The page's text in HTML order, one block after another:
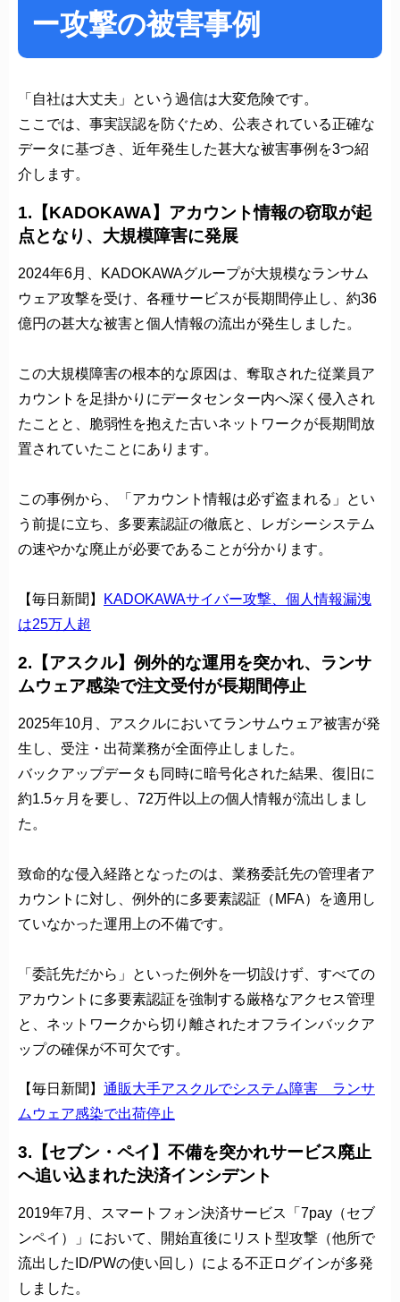
ー攻撃の被害事例
「自社は大丈夫」という過信は大変危険です。
ここでは、事実誤認を防ぐため、公表されている正確な
データに基づき、近年発生した甚大な被害事例を3つ紹
介します。
1.【KADOKAWA】アカウント情報の窃取が起
点となり、大規模障害に発展
2024年6月、KADOKAWAグループが大規模なランサム
ウェア攻撃を受け、各種サービスが長期間停止し、約36
億円の甚大な被害と個人情報の流出が発生しました。
この大規模障害の根本的な原因は、奪取された従業員ア
カウントを足掛かりにデータセンター内へ深く侵入され
たことと、脆弱性を抱えた古いネットワークが長期間放
置されていたことにあります。
この事例から、「アカウント情報は必ず盗まれる」とい
う前提に立ち、多要素認証の徹底と、レガシーシステム
の速やかな廃止が必要であることが分かります。
【毎日新聞】
KADOKAWAサイバー攻撃、個人情報漏洩
は25万人超
2.【アスクル】例外的な運用を突かれ、ランサ
ムウェア感染で注文受付が長期間停止
2025年10月、アスクルにおいてランサムウェア被害が発
生し、受注・出荷業務が全面停止しました。
バックアップデータも同時に暗号化された結果、復旧に
約1.5ヶ月を要し、72万件以上の個人情報が流出しまし
た。
致命的な侵入経路となったのは、業務委託先の管理者ア
カウントに対し、例外的に多要素認証（MFA）を適用し
ていなかった運用上の不備です。
「委託先だから」といった例外を一切設けず、すべての
アカウントに多要素認証を強制する厳格なアクセス管理
と、ネットワークから切り離されたオフラインバックア
ップの確保が不可欠です。
【毎日新聞】 通販大手アスクルでシステム障害 ランサ
ムウェア感染で出荷停止
3.【セブン・ペイ】不備を突かれサービス廃止
へ追い込まれた決済インシデント
2019年7月、スマートフォン決済サービス「7pay（セブ
ンペイ）」において、開始直後にリスト型攻撃（他所で
流出したID/PWの使い回し）による不正ログインが多発
しました。